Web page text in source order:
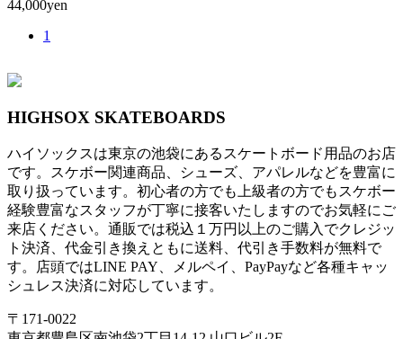
44,000yen
1
HIGHSOX SKATEBOARDS
ハイソックスは東京の池袋にあるスケートボード用品のお店
です。スケボー関連商品、シューズ、アパレルなどを豊富に
取り扱っています。初心者の方でも上級者の方でもスケボー
経験豊富なスタッフが丁寧に接客いたしますのでお気軽にご
来店ください。通販では税込１万円以上のご購入でクレジッ
ト決済、代金引き換えともに送料、代引き手数料が無料で
す。店頭ではLINE PAY、メルペイ、PayPayなど各種キャッ
シュレス決済に対応しています。
〒171-0022